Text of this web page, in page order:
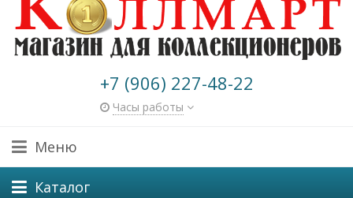
+7 (906) 227-48-22
Часы работы
Меню
Каталог